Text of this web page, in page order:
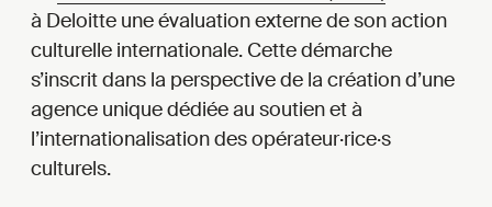
à Deloitte une évaluation externe de son action
culturelle internationale. Cette démarche
s’inscrit dans la perspective de la création d’une
agence unique dédiée au soutien et à
l’internationalisation des opérateur·rice·s
culturels.